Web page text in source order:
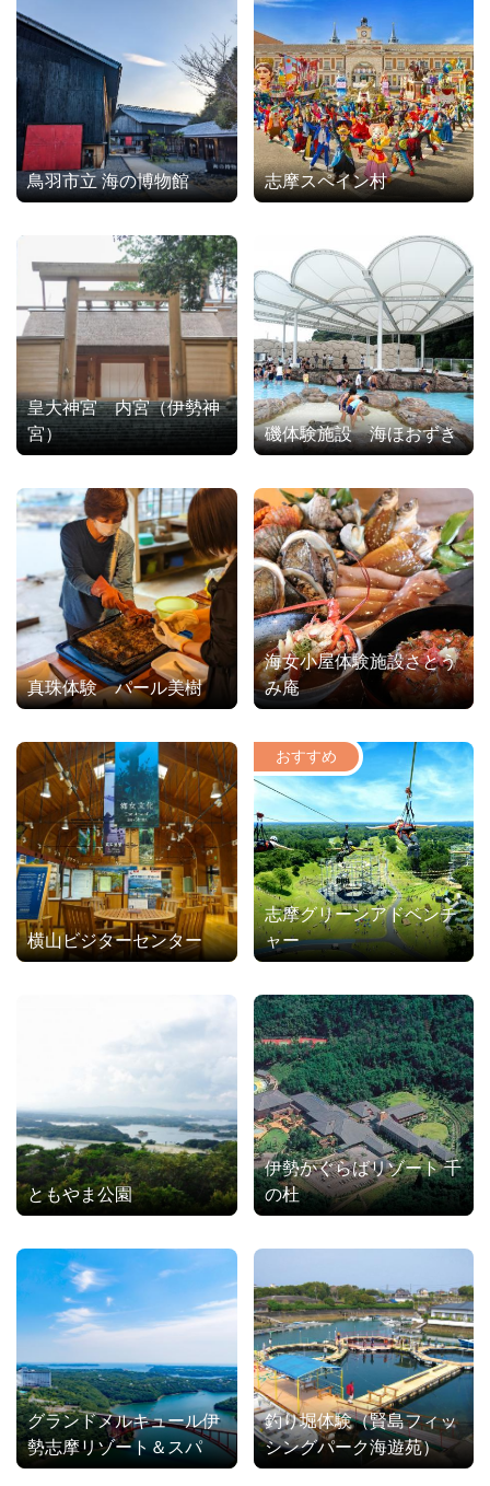
鳥羽市立 海の博物館 志摩スペイン村
皇大神宮 内宮（伊勢神
宮）
磯体験施設 海ほおずき
真珠体験 パール美樹
海女小屋体験施設さとう
み庵
横山ビジターセンター
志摩グリーンアドベンチ
ャー
ともやま公園
伊勢かぐらばリゾート 千
の杜
グランドメルキュール伊
勢志摩リゾート＆スパ
釣り堀体験（賢島フィッ
シングパーク海遊苑）